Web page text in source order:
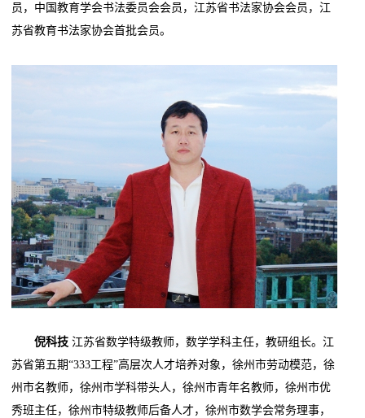
员，中国教育学会书法委员会会员，江苏省书法家协会会员，江
苏省教育书法家协会首批会员。
倪科技 江苏省数学特级教师，数学学科主任，教研组长。江
苏省第五期“333工程”高层次人才培养对象，徐州市劳动模范，徐
州市名教师，徐州市学科带头人，徐州市青年名教师，徐州市优
秀班主任，徐州市特级教师后备人才，徐州市数学会常务理事，